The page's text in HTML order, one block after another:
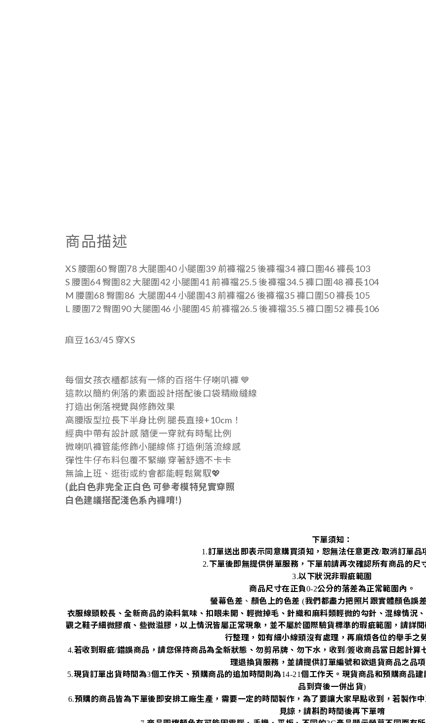
商品描述
XS 腰圍60 臀圍78 大腿圍40 小腿圍39 前褲襠25 後褲襠34褲口圍46 褲長103
S 腰圍64 臀圍82 大腿圍42 小腿圍41 前褲襠25.5 後褲襠34.5褲口圍48 褲長104
M 腰圍68 臀圍86 大腿圍44 小腿圍43 前褲襠26 後褲襠35褲口圍50 褲長105
L 腰圍72 臀圍90 大腿圍46 小腿圍45 前褲襠26.5 後褲襠35.5褲口圍52 褲長106
麻豆163/45 穿XS
每個女孩衣櫃都該有一條的百搭牛仔喇叭褲 💙
這款以簡約俐落的素面設計搭配後口袋精緻縫線
打造出俐落視覺與修飾效果
高腰版型拉長下半身比例 腿長直接+10cm！
經典中帶有設計感 隨便一穿就有時髦比例
微喇叭褲管能修飾小腿線條 打造俐落流線感
彈性牛仔布料包覆不緊繃 穿著舒適不卡卡
無論上班、逛街或約會都能輕鬆駕馭💖
(此白色非完全正白色 可參考模特兒實穿照
白色建議搭配淺色系內褲唷!)
下單須知：
1.訂單送出即表示同意購買須知，恕無法任意更改/取消訂單品
2.下單後即無提供併單服務，下單前請再次確認所有商品的尺
3.以下狀況非瑕疵範圍
商品尺寸在正負0-2公分的落差為正常範圍內。
螢幕色差 、 顏色上的色差 (我們都盡力把照片跟實體顏色誤
衣服線頭較長、全新商品的染料氣味、扣眼未開、輕微掉毛、針織和麻料類輕微的勾針、混線情況
觀之鞋子細微膠痕、些微溢膠，以上情況皆屬正常現象，並不屬於國際驗貨標準的瑕疵範圍，請詳
行整理，如有細小線頭沒有處理，再麻煩各位的舉手之
4.若收到瑕疵/錯誤商品，請您保持商品為全新狀態、勿剪吊牌、勿下水，收到 /簽收商品當日起計算
理退換貨服務，並請提供訂單編號和欲退貨商品之品項
5.現貨訂單出貨時間為3個工作天、預購商品的追加時間則為14-21個工作天。現貨商品和預購商品建
品到齊後一併出貨)
6.預購的商品皆為下單後即安排工廠生產，需要一定的時間製作，為了要讓大家早點收到，若製作
見諒，請斟酌時間後再下單唷